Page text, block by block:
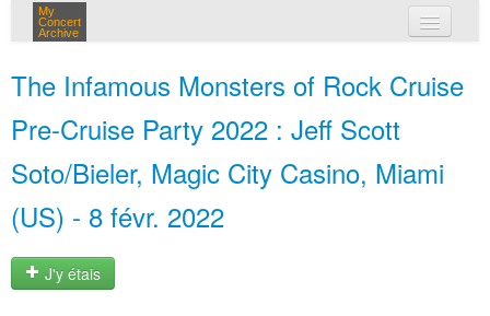
My
Concert
Archive
The Infamous Monsters of Rock Cruise
Pre-Cruise Party 2022 : Jeff Scott
Soto/Bieler, Magic City Casino, Miami
(US) - 8 févr. 2022
J'y étais